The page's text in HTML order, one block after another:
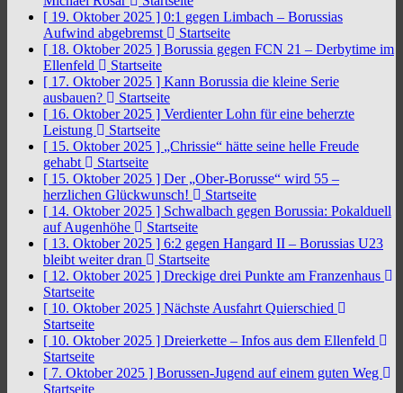
[ 19. Oktober 2025 ] 0:1 gegen Limbach – Borussias
Aufwind abgebremst
Startseite
[ 18. Oktober 2025 ] Borussia gegen FCN 21 – Derbytime im
Ellenfeld
Startseite
[ 17. Oktober 2025 ] Kann Borussia die kleine Serie
ausbauen?
Startseite
[ 16. Oktober 2025 ] Verdienter Lohn für eine beherzte
Leistung
Startseite
[ 15. Oktober 2025 ] „Chrissie“ hätte seine helle Freude
gehabt
Startseite
[ 15. Oktober 2025 ] Der „Ober-Borusse“ wird 55 –
herzlichen Glückwunsch!
Startseite
[ 14. Oktober 2025 ] Schwalbach gegen Borussia: Pokalduell
auf Augenhöhe
Startseite
[ 13. Oktober 2025 ] 6:2 gegen Hangard II – Borussias U23
bleibt weiter dran
Startseite
[ 12. Oktober 2025 ] Dreckige drei Punkte am Franzenhaus
Startseite
[ 10. Oktober 2025 ] Nächste Ausfahrt Quierschied
Startseite
[ 10. Oktober 2025 ] Dreierkette – Infos aus dem Ellenfeld
Startseite
[ 7. Oktober 2025 ] Borussen-Jugend auf einem guten Weg
Startseite